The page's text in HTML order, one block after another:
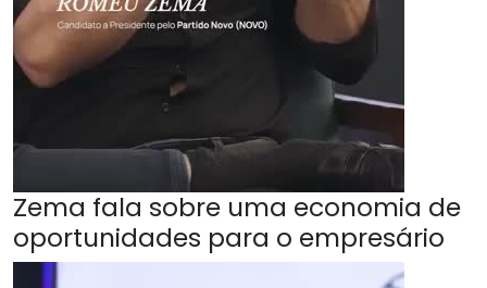
Zema fala sobre uma economia de
oportunidades para o empresário